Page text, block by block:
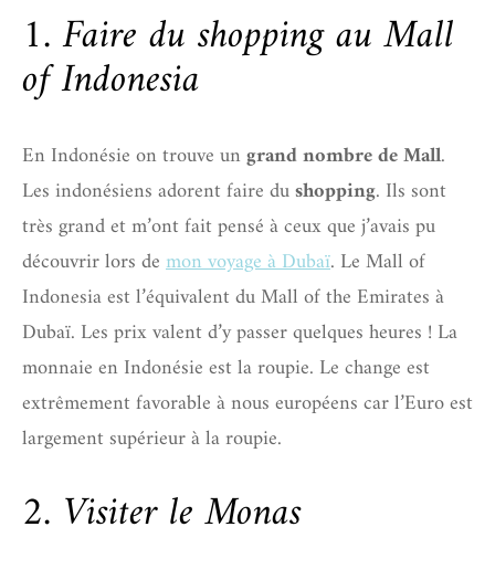
1. Faire du shopping au Mall
of Indonesia
En Indonésie on trouve ungrand nombre de Mall.
Les indonésiens adorent faire dushopping. Ils sont
très grand et m’ont fait pensé à ceux que j’avais pu
découvrir lors demon voyage à Dubaï. Le Mall of
Indonesia est l’équivalent du Mall of the Emirates à
Dubaï. Les prix valent d’y passer quelques heures ! La
monnaie en Indonésie est la roupie. Le change est
extrêmement favorable à nous européens car l’Euro est
largement supérieur à la roupie.
2. Visiter le Monas